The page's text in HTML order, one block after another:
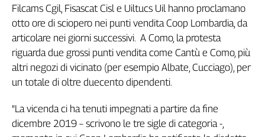
Spi
Inca
Caaf
Speciali
G8
Genova,
il
Filcams Cgil, Fisascat Cisl e Uiltucs Uil hanno proclamano
otto ore di sciopero nei punti vendita Coop Lombardia, da
articolare nei giorni successivi. A Como, la protesta
riguarda due grossi punti vendita come Cantù e Como, più
altri negozi di vicinato (per esempio Albate, Cucciago), per
un totale di oltre duecento dipendenti.
"La vicenda ci ha tenuti impegnati a partire da fine
dicembre 2019 – scrivono le tre sigle di categoria -,